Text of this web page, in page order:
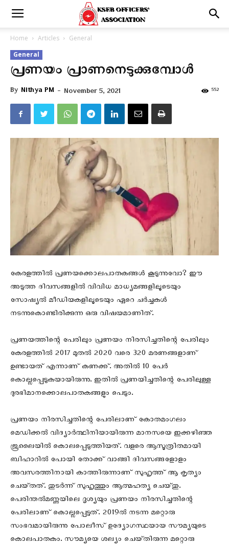
Home Articles
General
General
പ്രണയം പ്രാണനെടുക്കുമ്പോൾ
By Nithya PM - November 5, 2021 552
കേരളത്തിൽ പ്രണയക്കൊലപാതകങ്ങൾ കൂടുന്നുവോ? ഈ
അടുത്ത ദിവസങ്ങളിൽ വിവിധ മാധ്യമങ്ങളിലൂടെയും
സോഷ്യൽ മീഡിയകളിലൂടെയും ഏറെ ചർച്ചകൾ
നടന്നുകൊണ്ടിരിക്കുന്ന ഒരു വിഷയമാണിത്‌.
പ്രണയത്തിന്റെ പേരിലും പ്രണയം നിരസിച്ചതിന്റെ പേരിലും
കേരളത്തിൽ 2017 മുതൽ 2020 വരെ 320 മരണങ്ങളാണ്‌
ഉണ്ടായത്‌ എന്നാണ്‌ കണക്ക്‌. അതിൽ 10 പേർ
കൊല്ലപ്പെടുകയായിരുന്നു. ഇതിൽ പ്രണയിച്ചതിന്റെ പേരിലുള്ള
ദുരഭിമാനക്കൊലപാതകങ്ങളും പെടും.
പ്രണയം നിരസിച്ചതിന്റെ പേരിലാണ്‌ കോതമംഗലം
മെഡിക്കൽ വിദ്യാർത്ഥിനിയായിരുന്ന മാനസയെ ഇക്കഴിഞ്ഞ
ജൂലൈയിൽ കൊലപ്പെടുത്തിയത്‌. വളരെ ആസൂത്രിതമായി
ബിഹാറിൽ പോയി തോക്ക്‌ വാങ്ങി ദിവസങ്ങളോളം
അവസരത്തിനായി കാത്തിരുന്നാണ്‌ സുഹൃത്ത്‌ ആ കൃത്യം
ചെയ്‌തത്‌. തുടർന്ന്‌ സുഹൃത്തും ആത്മഹത്യ ചെയ്‌തു.
പെരിന്തൽമണ്ണയിലെ ദൃശ്യയും പ്രണയം നിരസിച്ചതിന്റെ
പേരിലാണ്‌ കൊല്ലപ്പെട്ടത്‌. 2019ൽ നടന്ന മറ്റൊരു
സംഭവമായിരുന്നു പോലീസ്‌ ഉദ്യോഗസ്ഥയായ സൗമ്യയുടെ
കൊലപാതകം. സൗമ്യയെ ശല്യം ചെയ്‌തിരുന്ന മറ്റൊരു